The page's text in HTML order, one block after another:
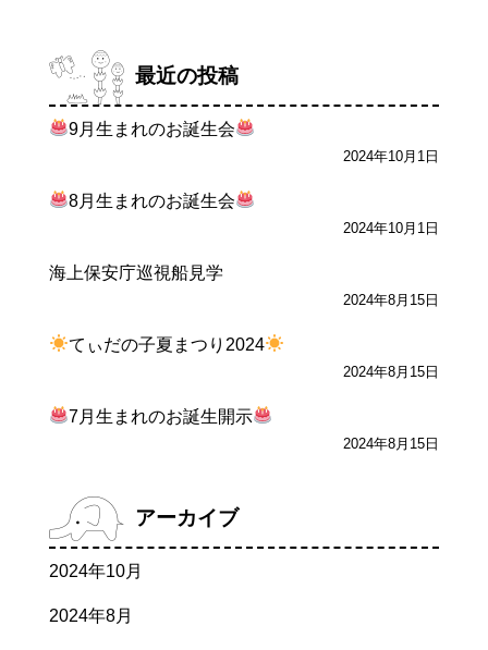
最近の投稿
9月生まれのお誕生会
2024年10月1日
8月生まれのお誕生会
2024年10月1日
海上保安庁巡視船見学
2024年8月15日
てぃだの子夏まつり2024
2024年8月15日
7月生まれのお誕生開示
2024年8月15日
アーカイブ
2024年10月
2024年8月